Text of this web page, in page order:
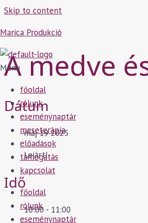
Skip to content
Marica Produkció
Menu
főoldal
rólunk
eseménynaptár
meseterápia
előadások
támogatás
kapcsolat
főoldal
rólunk
eseménynaptár
A medve
Dátum
máj 19 2025
Lejárt!
Idő
10:00 - 11:00